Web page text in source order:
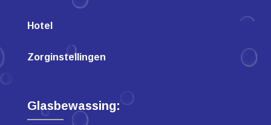
Hotel
Zorginstellingen
Glasbewassing: